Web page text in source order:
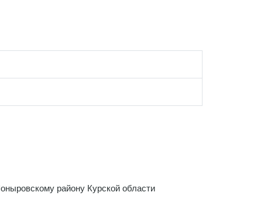
району Курской области